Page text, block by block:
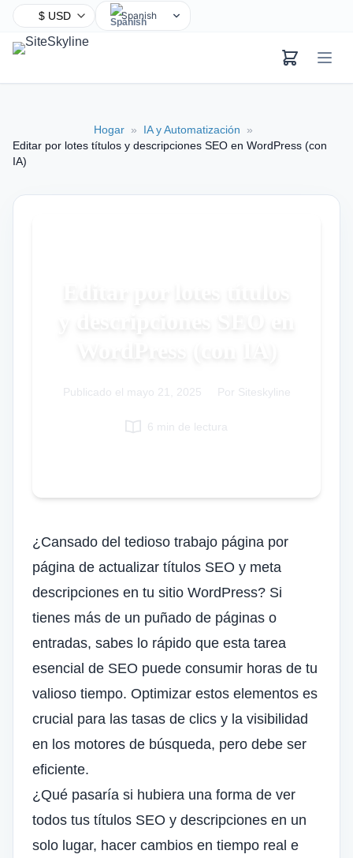
Spanish
French
Vietnamese
Danish
Hogar » IA y Automatización
»
Editar por lotes títulos y descripciones SEO en WordPress (con
IA)
Publicado el mayo 21, 2025 Por Siteskyline
6 min de lectura
¿Cansado del tedioso trabajo página por
página de actualizar títulos SEO y meta
descripciones en tu sitio WordPress? Si
tienes más de un puñado de páginas o
entradas, sabes lo rápido que esta tarea
esencial de SEO puede consumir horas de tu
valioso tiempo. Optimizar estos elementos es
crucial para las tasas de clics y la visibilidad
en los motores de búsqueda, pero debe ser
eficiente.
¿Qué pasaría si hubiera una forma de ver
todos tus títulos SEO y descripciones en un
solo lugar, hacer cambios en tiempo real e